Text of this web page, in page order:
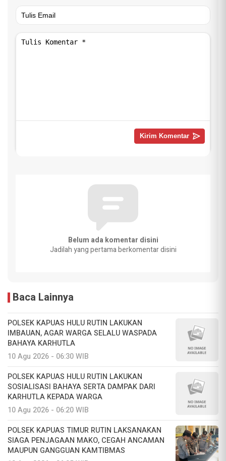
Belum ada komentar disini
Jadilah yang pertama berkomentar disini
Baca Lainnya
POLSEK KAPUAS HULU RUTIN LAKUKAN
IMBAUAN, AGAR WARGA SELALU WASPADA
BAHAYA KARHUTLA
10 Agu 2026 - 06:30 WIB
POLSEK KAPUAS HULU RUTIN LAKUKAN
SOSIALISASI BAHAYA SERTA DAMPAK DARI
KARHUTLA KEPADA WARGA
10 Agu 2026 - 06:20 WIB
POLSEK KAPUAS TIMUR RUTIN LAKSANAKAN
SIAGA PENJAGAAN MAKO, CEGAH ANCAMAN
MAUPUN GANGGUAN KAMTIBMAS